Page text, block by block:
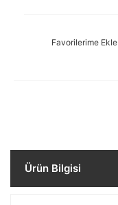
Favorilerime Ekle
Ürün Bilgisi